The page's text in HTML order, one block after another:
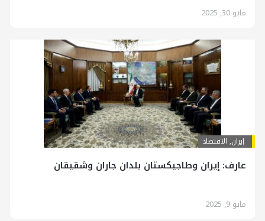
مايو 30, 2025
إيران, الاقتصاد
عارف: إيران وطاجيكستان بلدان جاران وشقيقان
مايو 9, 2025